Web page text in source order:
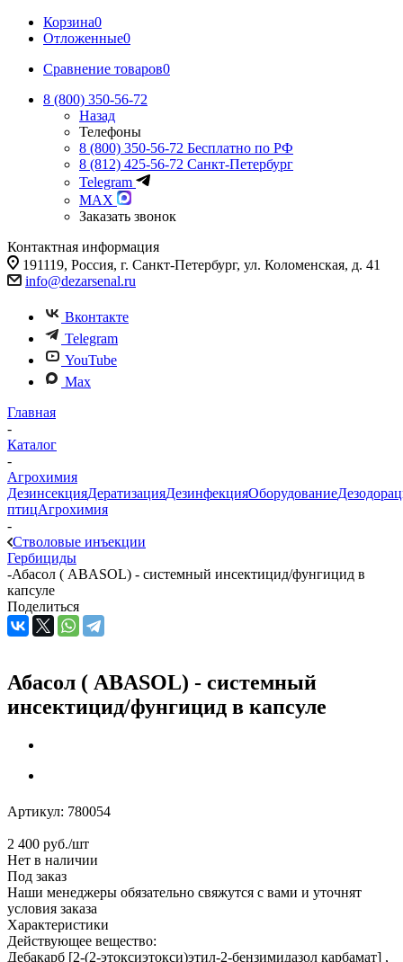
Корзина0
Отложенные0
Сравнение товаров0
8 (800) 350-56-72
Назад
Телефоны
8 (800) 350-56-72 Бесплатно по РФ
8 (812) 425-56-72 Санкт-Петербург
Telegram
MAX
Заказать звонок
Контактная информация
191119, Россия, г. Санкт-Петербург, ул. Коломенская, д. 41
info@dezarsenal.ru
Вконтакте
Telegram
YouTube
Max
Главная
-
Каталог
-
Агрохимия
ДезинсекцияДератизацияДезинфекцияОборудование
птицАгрохимия
-
Стволовые инъекции
Гербициды
-Абасол ( ABASOL) - системный инсектицид/фунгицид в
капсуле
Поделиться
Абасол ( ABASOL) - системный
инсектицид/фунгицид в капсуле
Артикул: 780054
2 400 руб./шт
Нет в наличии
Под заказ
Наши менеджеры обязательно свяжутся с вами и уточнят
условия заказа
Характеристики
Действующее вещество:
Дебакарб [2-(2-этоксиэтокси)этил-2-бензимидазол карбамат] ,